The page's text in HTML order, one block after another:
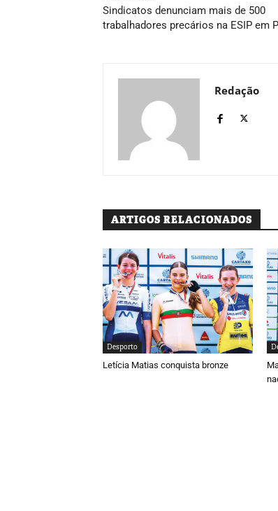
Sindicatos denunciam mais de 500
trabalhadores precários na ESIP em
Redação
ARTIGOS RELACIONADOS
Desporto
Letícia Matias conquista bronze